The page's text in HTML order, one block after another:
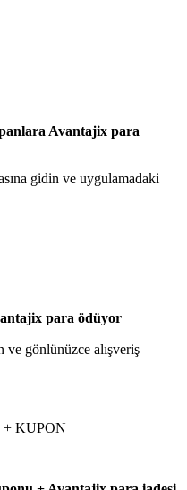
Avantajix para
gidin ve uygulamadaki
para ödüyor
ve gönlünüzce alışveriş
KUPON